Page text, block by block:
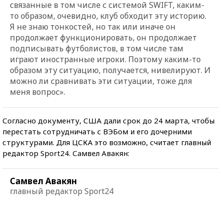
связанные в том числе с системой SWIFT, каким-
то образом, очевидно, клуб обходит эту историю.
Я не знаю тонкостей, но так или иначе он
продолжает функционировать, он продолжает
подписывать футболистов, в том числе там
играют иностранные игроки. Поэтому каким-то
образом эту ситуацию, получается, нивелируют. И
можно ли сравнивать эти ситуации, тоже для
меня вопрос».
Согласно документу, США дали срок до 24 марта, чтобы
перестать сотрудничать с ВЭБом и его дочерними
структурами. Для ЦСКА это возможно, считает главный
редактор Sport24. Самвел Авакян:
Самвел Авакян
главный редактор Sport24